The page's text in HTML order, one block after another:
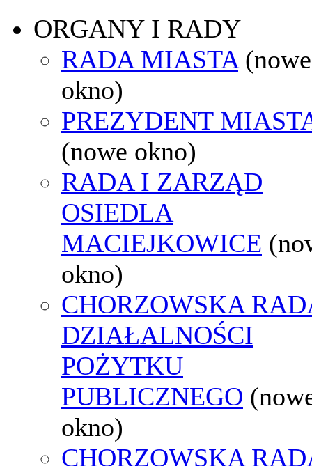
ORGANY I RADY
RADA MIASTA (nowe
okno)
PREZYDENT
(nowe okno)
RADA I ZARZĄD
OSIEDLA
MACIEJKOWICE
okno)
CHORZOWSKA
DZIAŁALNOŚCI
POŻYTKU
PUBLICZNEGO
okno)
CHORZOWSKA